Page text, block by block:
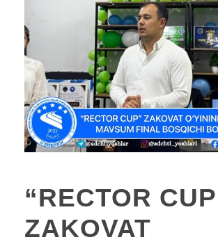
“RECTOR
ZAKOVAT